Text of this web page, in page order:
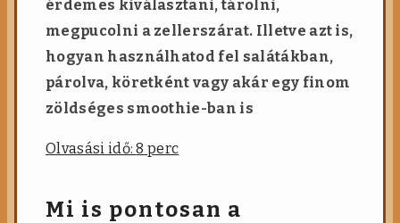
érdemes kiválasztani, tárolni,
megpucolni a zellerszárat. Illetve azt is,
hogyan használhatod fel salátákban,
párolva, köretként vagy akár egy finom
zöldséges smoothie-ban is
Olvasási idő:8 perc
Mi is pontosan a